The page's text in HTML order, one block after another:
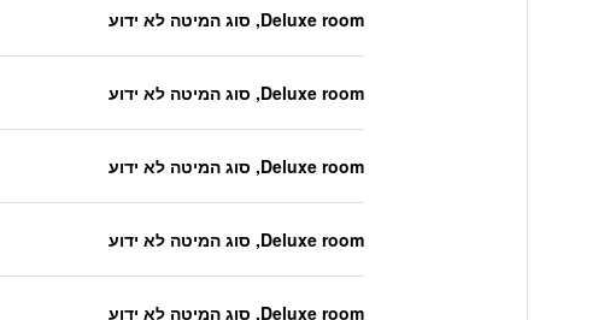
Deluxe room, סוג המיטה לא ידוע
Deluxe room, סוג המיטה לא ידוע
Deluxe room, סוג המיטה לא ידוע
Deluxe room, סוג המיטה לא ידוע
Deluxe room, סוג המיטה לא ידוע